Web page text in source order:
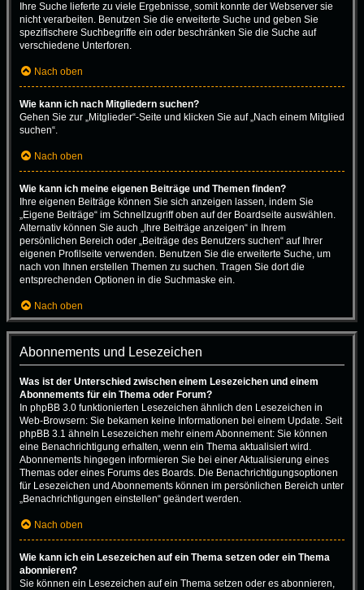
Ihre Suche lieferte zu viele Ergebnisse, somit konnte der Webserver sie
nicht verarbeiten. Benutzen Sie die erweiterte Suche und geben Sie
spezifischere Suchbegriffe ein oder beschränken Sie die Suche auf
verschiedene Unterforen.
Nach oben
Wie kann ich nach Mitgliedern suchen?
Gehen Sie zur „Mitglieder“-Seite und klicken Sie auf „Nach einem Mitglied
suchen“.
Nach oben
Wie kann ich meine eigenen Beiträge und Themen finden?
Ihre eigenen Beiträge können Sie sich anzeigen lassen, indem Sie
„Eigene Beiträge“ im Schnellzugriff oben auf der Boardseite auswählen.
Alternativ können Sie auch „Ihre Beiträge anzeigen“ in Ihrem
persönlichen Bereich oder „Beiträge des Benutzers suchen“ auf Ihrer
eigenen Profilseite verwenden. Benutzen Sie die erweiterte Suche, um
nach von Ihnen erstellen Themen zu suchen. Tragen Sie dort die
entsprechenden Optionen in die Suchmaske ein.
Nach oben
Abonnements und Lesezeichen
Was ist der Unterschied zwischen einem Lesezeichen und einem
Abonnements für ein Thema oder Forum?
In phpBB 3.0 funktionierten Lesezeichen ähnlich den Lesezeichen in
Web-Browsern: Sie bekamen keine Informationen bei einem Update. Seit
phpBB 3.1 ähneln Lesezeichen mehr einem Abonnement: Sie können
eine Benachrichtigung erhalten, wenn ein Thema aktualisiert wird.
Abonnements hingegen informieren Sie bei einer Aktualisierung eines
Themas oder eines Forums des Boards. Die Benachrichtigungsoptionen
für Lesezeichen und Abonnements können im persönlichen Bereich unter
„Benachrichtigungen einstellen“ geändert werden.
Nach oben
Wie kann ich ein Lesezeichen auf ein Thema setzen oder ein Thema
abonnieren?
Sie können ein Lesezeichen auf ein Thema setzen oder es abonnieren,